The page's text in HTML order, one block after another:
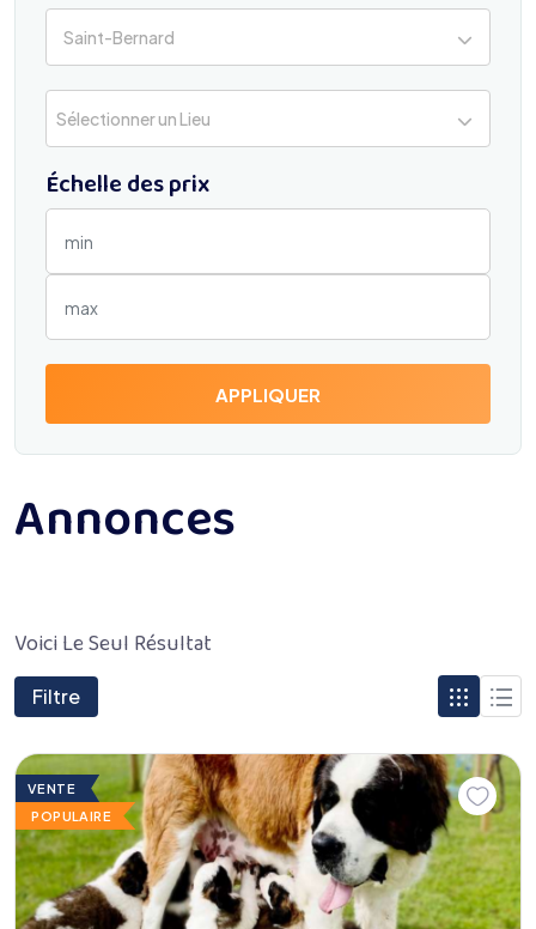
Saint-Bernard
Sélectionner un Lieu
Échelle des prix
APPLIQUER
Annonces
Voici Le Seul Résultat
Filtre
VENTE
POPULAIRE